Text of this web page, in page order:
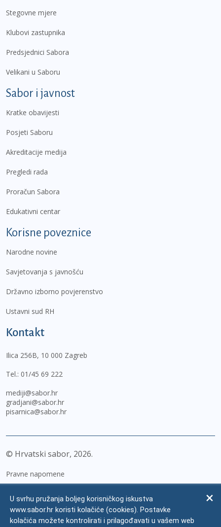
Stegovne mjere
Klubovi zastupnika
Predsjednici Sabora
Velikani u Saboru
Sabor i javnost
Kratke obavijesti
Posjeti Saboru
Akreditacije medija
Pregledi rada
Proračun Sabora
Edukativni centar
Korisne poveznice
Narodne novine
Savjetovanja s javnošću
Državno izborno povjerenstvo
Ustavni sud RH
Kontakt
Ilica 256B, 10 000 Zagreb
Tel.: 01/45 69 222
mediji@sabor.hr
gradjani@sabor.hr
pisarnica@sabor.hr
© Hrvatski sabor, 2026
Pravne napomene
Zaštita osobnih podataka
Impressum
U svrhu pružanja boljeg korisničkog iskustva
www.sabor.hr koristi kolačiće (cookies). Postavke
kolačića možete kontrolirati i prilagođavati u vašem web